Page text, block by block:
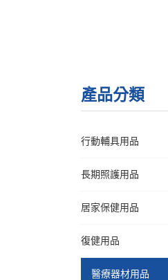
產品分類
行動輔具用品
長期照護用品
居家保健用品
復健用品
醫療器材用品